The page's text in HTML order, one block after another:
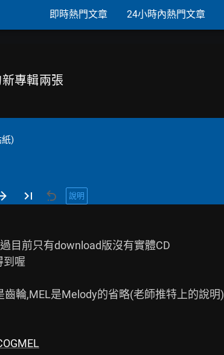
即時熱門文章 24小時內熱門文章
專輯兩張
紙)
說明
目前只有download版沒有實體CD
到喔
齒輪,MEL是Melody的省略(老師推特上的說明)